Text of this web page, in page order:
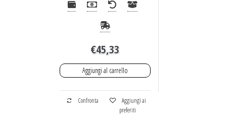
€45,33
Aggiungi al carrello
Confronta
Aggiungi ai
preferiti